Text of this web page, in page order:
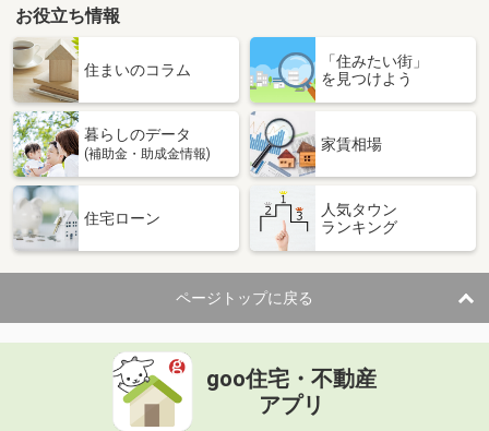
お役立ち情報
住まいのコラム
「住みたい街」
を見つけよう
暮らしのデータ
(補助金・助成金情報)
家賃相場
住宅ローン
人気タウン
ランキング
ページトップに戻る
goo住宅・不動産
アプリ